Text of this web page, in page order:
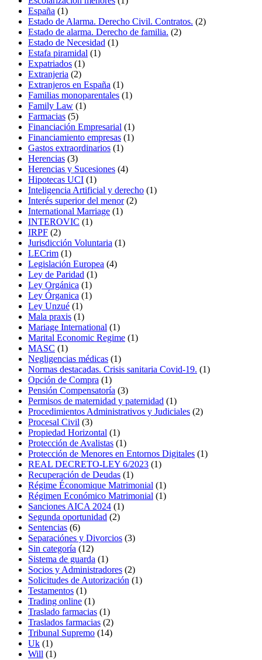
España (1)
Estado de Alarma. Derecho Civil. Contratos. (2)
Estado de alarma. Derecho de familia. (2)
Estado de Necesidad (1)
Estafa piramidal (1)
Expatriados (1)
Extranjeria (2)
Extranjeros en España (1)
Familias monoparentales (1)
Family Law (1)
Farmacias (5)
Financiación Empresarial (1)
Financiamiento empresas (1)
Gastos extraordinarios (1)
Herencias (3)
Herencias y Sucesiones (4)
Hipotecas UCI (1)
Inteligencia Artificial y derecho (1)
Interés superior del menor(2)
International Marriage (1)
INTEROVIC (1)
IRPF (2)
Jurisdicción Voluntaria (1)
LECrim (1)
Legislación Europea (4)
Ley de Paridad (1)
Ley Orgánica (1)
Ley Órganica (1)
Ley Unzué (1)
Mala praxis (1)
Mariage International (1)
Marital Economic Regime (1)
MASC (1)
Negligencias médicas (1)
Normas destacadas. Crisis sanitaria Covid-19. (1)
Opción de Compra (1)
Pensión Compensatoría (3)
Permisos de maternidad y paternidad (1)
Procedimientos Administrativos y Judiciales (2)
Procesal Civil (3)
Propiedad Horizontal (1)
Protección de Avalistas (1)
Protección de Menores en Entornos Digitales (1)
REAL DECRETO-LEY 6/2023 (1)
Recuperación de Deudas (1)
Régime Économique Matrimonial (1)
Régimen Económico Matrimonial (1)
Sanciones AICA 2024 (1)
Segunda oportunidad (2)
Sentencias (6)
Separaciónes y Divorcios (3)
Sin categoría (12)
Sistema de guarda (1)
Socios y Administradores (2)
Solicitudes de Autorización (1)
Testamentos (1)
Trading online (1)
Traslado farmacias (1)
Traslados farmacias (2)
Tribunal Supremo (14)
Uk (1)
Will (1)